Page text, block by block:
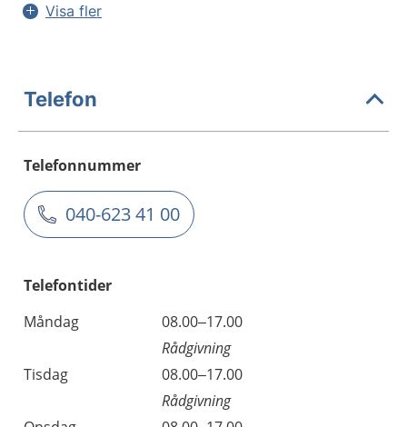
Visa fler
Telefon
Telefonnummer
040-623 41 00
Telefontider
Måndag
08.00–17.00
Rådgivning
Tisdag
08.00–17.00
Rådgivning